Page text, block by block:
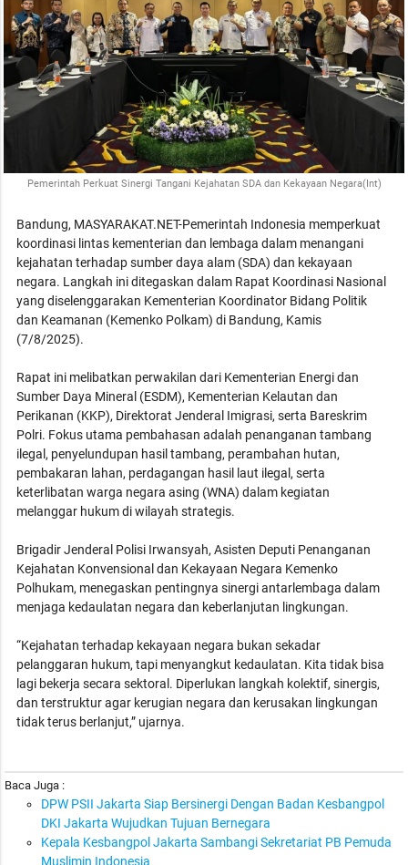
Pemerintah Perkuat Sinergi Tangani Kejahatan SDA dan Kekayaan Negara(Int)
Bandung, MASYARAKAT.NET-Pemerintah Indonesia memperkuat
koordinasi lintas kementerian dan lembaga dalam menangani
kejahatan terhadap sumber daya alam (SDA) dan kekayaan
negara. Langkah ini ditegaskan dalam Rapat Koordinasi Nasional
yang diselenggarakan Kementerian Koordinator Bidang Politik
dan Keamanan (Kemenko Polkam) di Bandung, Kamis
(7/8/2025).
Rapat ini melibatkan perwakilan dari Kementerian Energi dan
Sumber Daya Mineral (ESDM), Kementerian Kelautan dan
Perikanan (KKP), Direktorat Jenderal Imigrasi, serta Bareskrim
Polri. Fokus utama pembahasan adalah penanganan tambang
ilegal, penyelundupan hasil tambang, perambahan hutan,
pembakaran lahan, perdagangan hasil laut ilegal, serta
keterlibatan warga negara asing (WNA) dalam kegiatan
melanggar hukum di wilayah strategis.
Brigadir Jenderal Polisi Irwansyah, Asisten Deputi Penanganan
Kejahatan Konvensional dan Kekayaan Negara Kemenko
Polhukam, menegaskan pentingnya sinergi antarlembaga dalam
menjaga kedaulatan negara dan keberlanjutan lingkungan.
“Kejahatan terhadap kekayaan negara bukan sekadar
pelanggaran hukum, tapi menyangkut kedaulatan. Kita tidak bisa
lagi bekerja secara sektoral. Diperlukan langkah kolektif, sinergis,
dan terstruktur agar kerugian negara dan kerusakan lingkungan
tidak terus berlanjut,” ujarnya.
Baca Juga :
DPW PSII Jakarta Siap Bersinergi Dengan Badan Kesbangpol
DKI Jakarta Wujudkan Tujuan Bernegara
Kepala Kesbangpol Jakarta Sambangi Sekretariat PB Pemuda
Muslimin Indonesia